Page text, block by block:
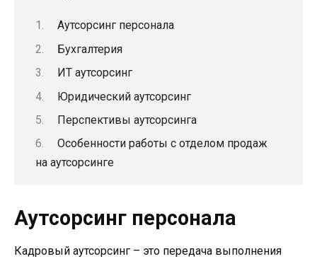
Аутсорсинг персонала
Бухгалтерия
ИТ аутсорсинг
Юридический аутсорсинг
Перспективы аутсорсинга
Особенности работы с отделом продаж
на аутсорсинге
Аутсорсинг персонала
Кадровый аутсорсинг – это передача выполнения